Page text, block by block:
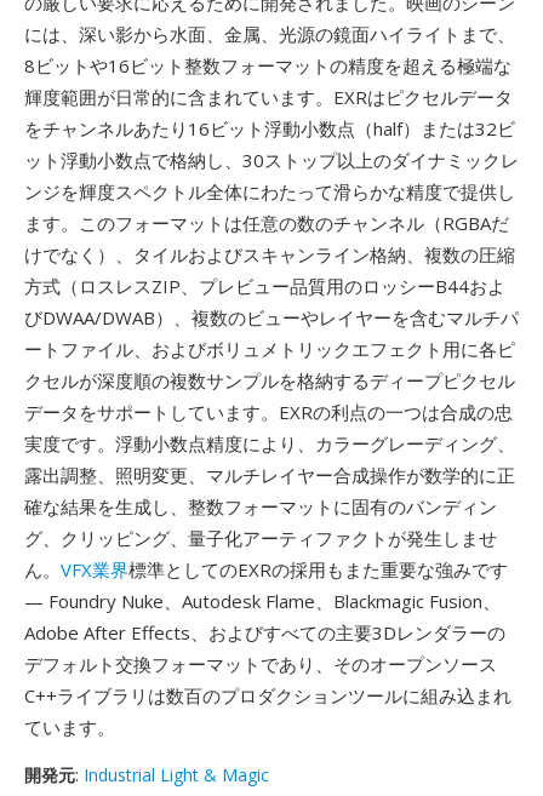
には、深い影から水面、金属、光源の鏡面ハイライトまで、
8ビットや16ビット整数フォーマットの精度を超える極端な
輝度範囲が日常的に含まれています。EXRはピクセルデータ
をチャンネルあたり16ビット浮動小数点（half）または32ビ
ット浮動小数点で格納し、30ストップ以上のダイナミックレ
ンジを輝度スペクトル全体にわたって滑らかな精度で提供し
ます。このフォーマットは任意の数のチャンネル（RGBAだ
けでなく）、タイルおよびスキャンライン格納、複数の圧縮
方式（ロスレスZIP、プレビュー品質用のロッシーB44およ
びDWAA/DWAB）、複数のビューやレイヤーを含むマルチパ
ートファイル、およびボリュメトリックエフェクト用に各ピ
クセルが深度順の複数サンプルを格納するディープピクセル
データをサポートしています。EXRの利点の一つは合成の忠
実度です。浮動小数点精度により、カラーグレーディング、
露出調整、照明変更、マルチレイヤー合成操作が数学的に正
確な結果を生成し、整数フォーマットに固有のバンディン
グ、クリッピング、量子化アーティファクトが発生しませ
ん。 VFX業界標準としてのEXRの採用もまた重要な強みです
— Foundry Nuke、Autodesk Flame、Blackmagic Fusion、
Adobe After Effects、およびすべての主要3Dレンダラーの
デフォルト交換フォーマットであり、そのオープンソース
C++ライブラリは数百のプロダクションツールに組み込まれ
ています。
開発元: Industrial Light & Magic